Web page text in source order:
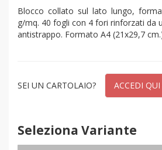
Blocco collato sul lato lungo,
g/mq. 40 fogli con 4 fori rinforzati da
antistrappo. Formato A4 (21x29,7
SEI UN CARTOLAIO? ACCEDI QUI
Seleziona Variante